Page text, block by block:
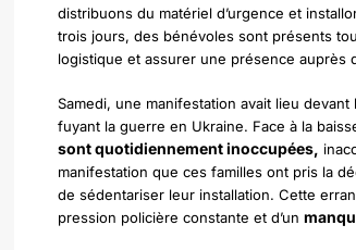
distribuons du matériel d’urgence et
trois jours, des bénévoles sont présents
logistique et assurer une présence auprès
Samedi, une manifestation avait lieu
fuyant la guerre en Ukraine. Face à la
sont quotidiennement inoccupées,
manifestation que ces familles ont pris la
de sédentariser leur installation. Cette
pression policière constante et d’un